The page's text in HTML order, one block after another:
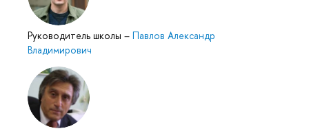
Руководитель школы – Павлов Александр
Владимирович